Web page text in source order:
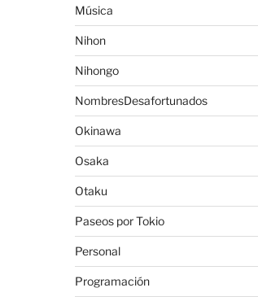
Música
Nihon
Nihongo
NombresDesafortunados
Okinawa
Osaka
Otaku
Paseos por Tokio
Personal
Programación